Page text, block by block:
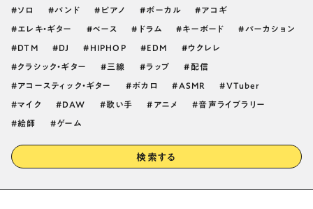
ソロ バンド ピアノ ボーカル アコギ
エレキ・ギター ベース ドラム キーボード パーカション
DTM DJ HIPHOP EDM ウクレレ
クラシック・ギター 三線 ラップ 配信
アコースティック・ギター ボカロ ASMR VTuber
マイク DAW 歌い手 アニメ 音声ライブラリー
絵師 ゲーム
検索する